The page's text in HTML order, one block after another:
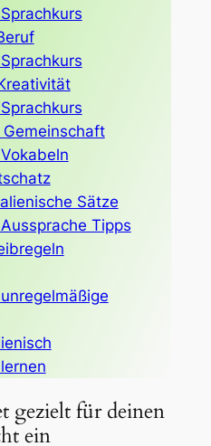
Sätze
Tipps
gezielt für deinen
ein